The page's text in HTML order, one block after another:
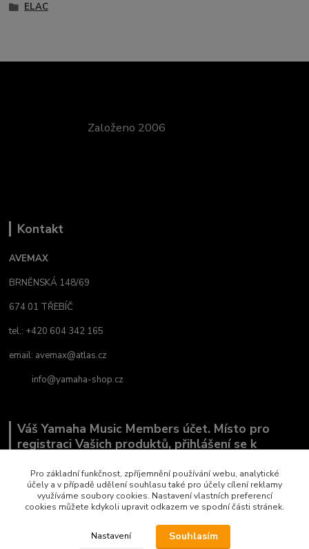
ELAC
Založeno 2006
Kontakt
AVEMAX
BRNĚNSKÁ 148/69
674 01 TŘEBÍČ
tel.: +420 604 342 165
email: avemax@atlas.cz
info@yamaha-shop.cz
Váš Yamaha Music Members účet. Místo pro
registraci Vašich produktů, přihlášení se k
co Vás zajímá.
Pro základní funkčnost, zpříjemnění používání webu, analytické
účely a v případě udělení souhlasu také pro účely cílení reklamy
využíváme soubory cookies. Nastavení vlastních preferencí
cookies můžete kdykoli upravit odkazem ve spodní části stránek.
Nastavení Souhlasím